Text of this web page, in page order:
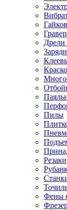
Пилы
Резаки
Фены